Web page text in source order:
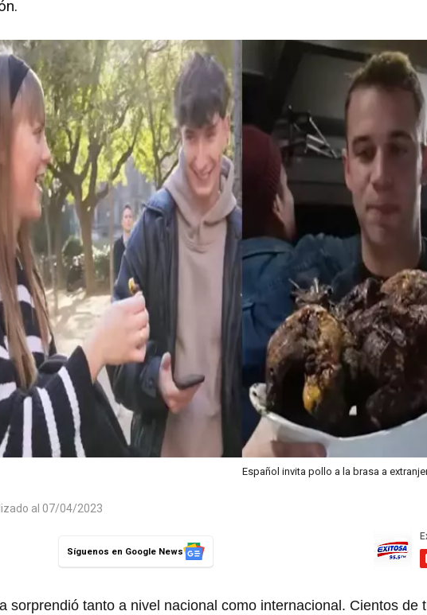
Español invita pollo a la brasa a
al 07/04/2023
Síguenos en Google News
sorprendió tanto a nivel nacional como internacional. Cientos de